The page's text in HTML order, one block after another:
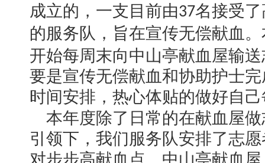
成立的，一支目前由37名接受
的服务队，旨在宣传无偿献血
开始每周末向中山亭献血屋输
要是宣传无偿献血和协助护士
时间安排，热心体贴的做好自
本年度除了日常的在献血屋
引领下，我们服务队安排了志
对步步高献血点、中山亭献血